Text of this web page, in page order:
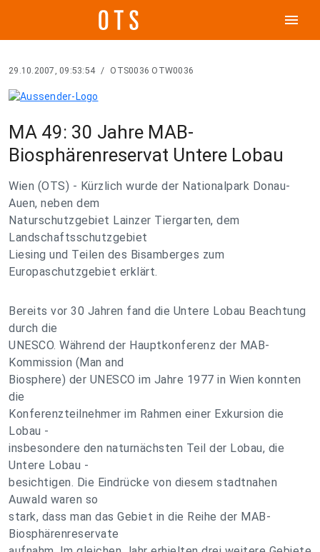
menu
29.10.2007, 09:53:54 / OTS0036 OTW0036
MA 49: 30 Jahre MAB-
Biosphärenreservat Untere Lobau
Wien (OTS) - Kürzlich wurde der Nationalpark Donau-
Auen, neben dem
Naturschutzgebiet Lainzer Tiergarten, dem
Landschaftsschutzgebiet
Liesing und Teilen des Bisamberges zum
Europaschutzgebiet erklärt.
Bereits vor 30 Jahren fand die Untere Lobau Beachtung
durch die
UNESCO. Während der Hauptkonferenz der MAB-
Kommission (Man and
Biosphere) der UNESCO im Jahre 1977 in Wien konnten
die
Konferenzteilnehmer im Rahmen einer Exkursion die
Lobau -
insbesondere den naturnächsten Teil der Lobau, die
Untere Lobau -
besichtigen. Die Eindrücke von diesem stadtnahen
Auwald waren so
stark, dass man das Gebiet in die Reihe der MAB-
Biosphärenreservate